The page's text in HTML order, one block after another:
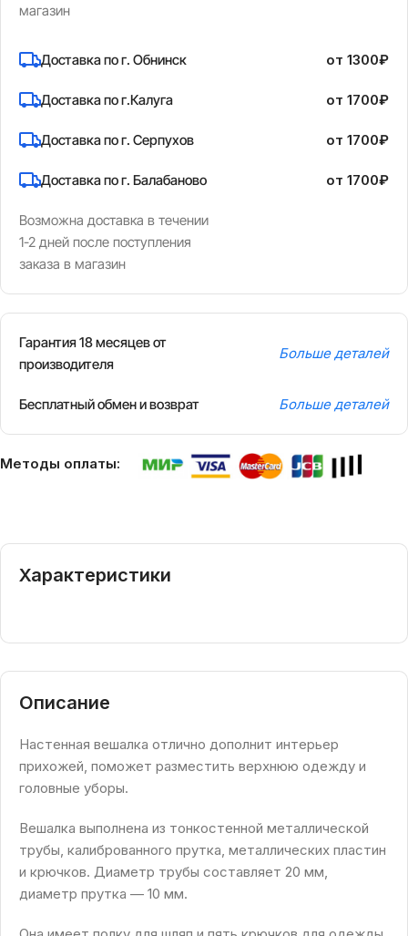
магазин
Доставка по г. Обнинск
Доставка по г.Калуга
Доставка по г. Серпухов
Доставка по г. Балабаново
Возможна доставка в течении
1-2 дней после поступления
заказа в магазин
от 1300₽
от 1700₽
от 1700₽
от 1700₽
Гарантия 18 месяцев от
производителя
Больше деталей
Бесплатный обмен и возврат Больше деталей
Методы оплаты:
Описание
Настенная вешалка отлично дополнит интерьер
прихожей, поможет разместить верхнюю одежду и
головные уборы.
Вешалка выполнена из тонкостенной металлической
трубы, калиброванного прутка, металлических пластин
и крючков. Диаметр трубы составляет 20 мм,
диаметр прутка — 10 мм.
Характеристики